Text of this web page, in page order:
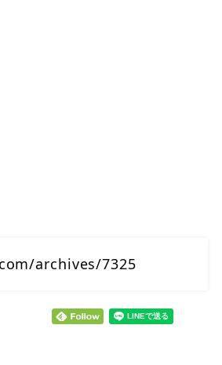
archives/7325